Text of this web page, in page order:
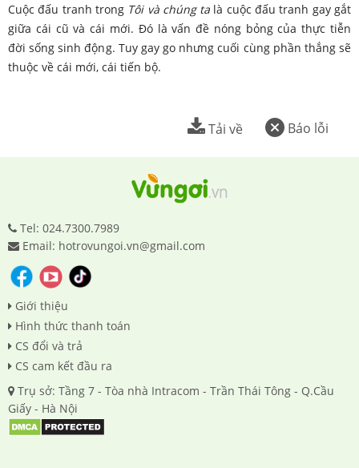
Cuộc đấu tranh trong Tôi và chúng ta là cuộc đấu tranh gay gắt
giữa cái cũ và cái mới. Đó là vấn đề nóng bỏng của thực tiễn
đời sống sinh động. Tuy gay go nhưng cuối cùng phần thắng sẽ
thuộc về cái mới, cái tiến bộ.
Báo lỗi
Tải về
Tel: 024.7300.7989
Email: hotrovungoi.vn@gmail.com
Giới thiệu
Hình thức thanh toán
CS đổi và trả
CS cam kết đầu ra
Trụ sở: Tầng 7 - Tòa nhà Intracom - Trần Thái Tông - Q.Cầu
Giấy - Hà Nội